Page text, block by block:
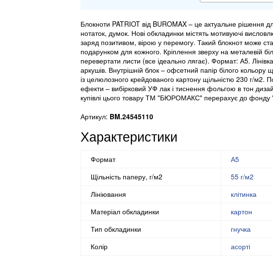
Блокноти PATRIOT від BUROMAX – це актуальне рішення
нотаток, думок. Нові обкладинки містять мотивуючі
заряд позитивом, вірою у перемогу. Такий блокнот може
подарунком для кожного. Кріплення зверху на металевій
перевертати листи (все ідеально лягає). Формат: А5.
аркушів. Внутрішній блок – офсетний папір білого кольору
із целюлозного крейдованого картону щільністю 230 г/м2.
ефекти – вибірковий УФ лак і тиснення фольгою в тон
купівлі цього товару ТМ "БЮРОМАКС" перерахує до
Артикул: BM.24545110
Характеристики
Формат
А5
Щільність паперу, г/м2
55 г/м2
Лініювання
клітинка
Матеріал обкладинки
картон
Тип обкладинки
гнучка
Колір
асорті